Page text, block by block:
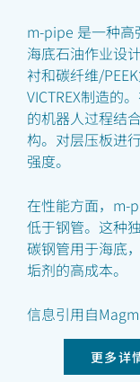
m-pipe 是一种高
海底石油作业设
衬和碳纤维/
VICTREX制造的
的机器人过程结
构。对层压板进
强度。
在性能方面，m-
低于钢管。这种
碳钢管用于海底
垢剂的高成本。
信息引用自
更多详